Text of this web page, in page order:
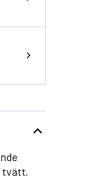
tvätt.